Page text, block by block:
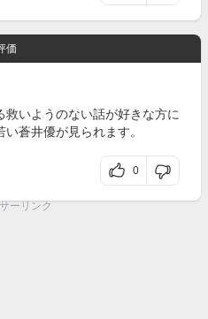
価
いようのない話が好きな方に
蒼井優が見られます。
0
ーリンク